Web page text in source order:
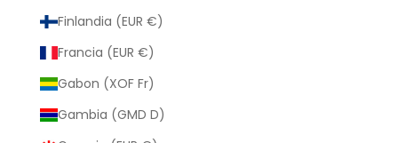
Finlandia (EUR €)
Francia (EUR €)
Gabon (XOF Fr)
Gambia (GMD D)